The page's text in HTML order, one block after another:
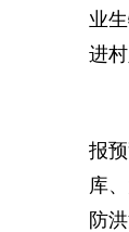
业
进
报
库
防